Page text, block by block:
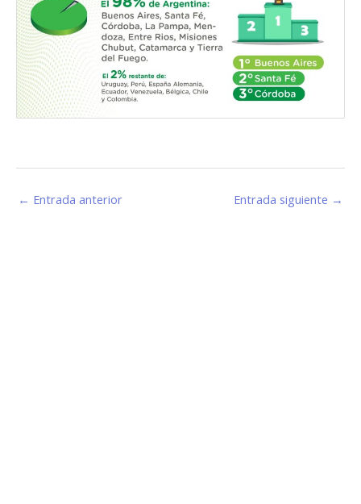
← Entrada anterior Entrada siguiente →